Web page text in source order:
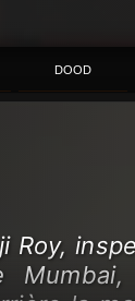
DOOD
Roy,